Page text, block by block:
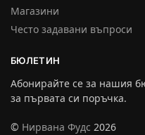
Магазини
Често задавани въпроси
БЮЛЕТИН
Абонирайте се за нашия
за първата си поръчка.
© Нирвана Фудс 2026